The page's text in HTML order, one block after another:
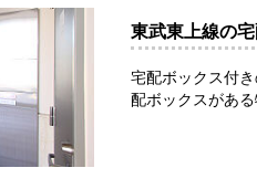
東武東上線の
宅配ボックス付
配ボックスがあ